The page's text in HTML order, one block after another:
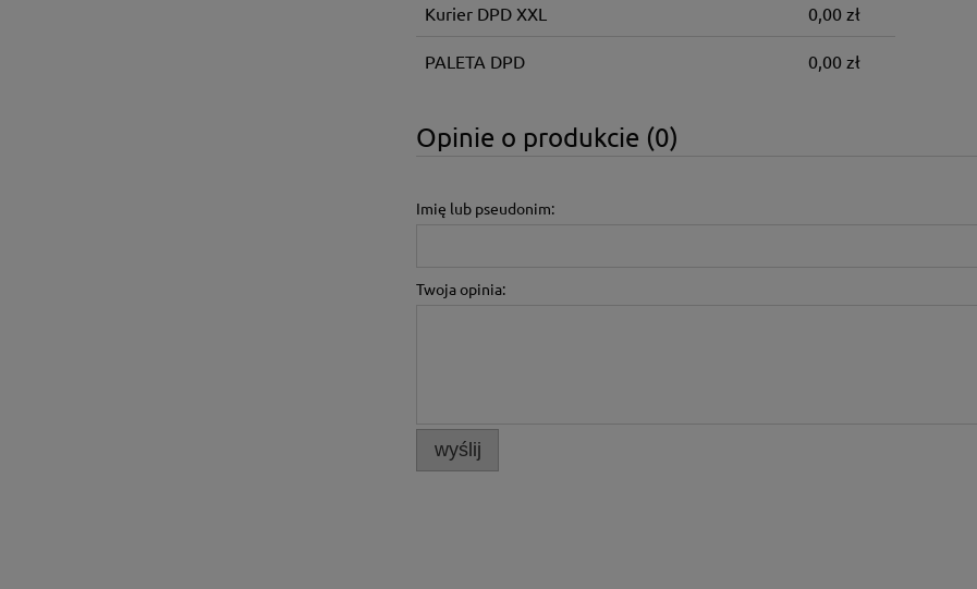
Kurier DPD XXL 0,00 zł
PALETA DPD 0,00 zł
Opinie o produkcie (0)
Imię lub pseudonim:
Twoja opinia:
wyślij